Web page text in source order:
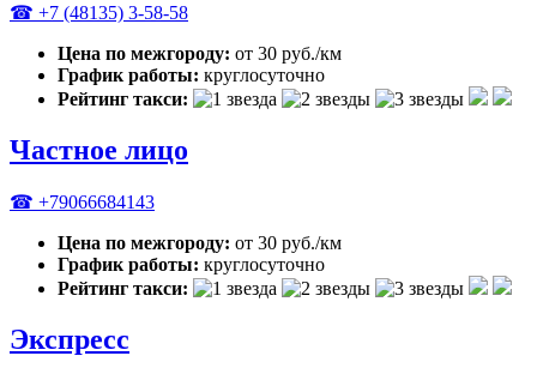
☎ +7 (48135) 3-58-58
Цена по межгороду: от 30 руб./км
График работы: круглосуточно
Рейтинг такси:
Частное лицо
☎ +79066684143
Цена по межгороду: от 30 руб./км
График работы: круглосуточно
Рейтинг такси:
Экспресс